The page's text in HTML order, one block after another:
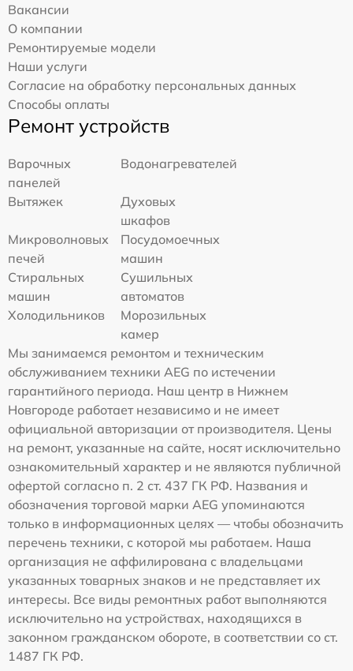
Вакансии
О компании
Ремонтируемые модели
Наши услуги
Согласие на обработку персональных данных
Способы оплаты
Ремонт устройств
Варочных
панелей
Водонагревателей
Вытяжек
Духовых
шкафов
Микроволновых
печей
Посудомоечных
машин
Стиральных
машин
Сушильных
автоматов
Холодильников
Морозильных
камер
Мы занимаемся ремонтом и техническим
обслуживанием техники AEG по истечении
гарантийного периода. Наш центр в Нижнем
Новгороде работает независимо и не имеет
официальной авторизации от производителя. Цены
на ремонт, указанные на сайте, носят исключительно
ознакомительный характер и не являются публичной
офертой согласно п. 2 ст. 437 ГК РФ. Названия и
обозначения торговой марки AEG упоминаются
только в информационных целях — чтобы обозначить
перечень техники, с которой мы работаем. Наша
организация не аффилирована с владельцами
указанных товарных знаков и не представляет их
интересы. Все виды ремонтных работ выполняются
исключительно на устройствах, находящихся в
законном гражданском обороте, в соответствии со ст.
1487 ГК РФ.